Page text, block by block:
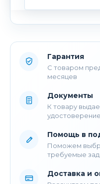
Гарантия
С товаром
месяцев
Документы
К товару
удостоверение
Помощь в
Поможем
требуемые
Доставка и